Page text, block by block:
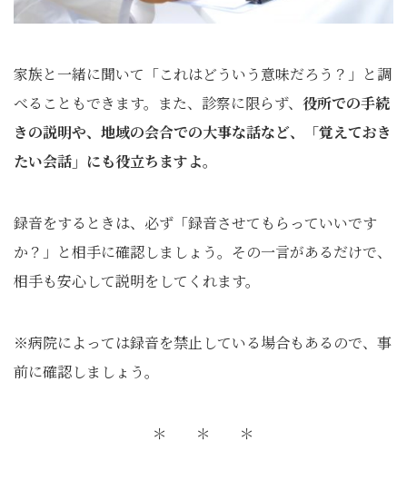
家族と一緒に聞いて「これはどういう意味だろう？」と調
べることもできます。また、診察に限らず、 役所での手続
きの説明や、地域の会合での大事な話など、「覚えておき
たい会話」にも役立ちますよ。
録音をするときは、必ず「録音させてもらっていいです
か？」と相手に確認しましょう。その一言があるだけで、
相手も安心して説明をしてくれます。
※病院によっては録音を禁止している場合もあるので、事
前に確認しましょう。
＊ ＊ ＊